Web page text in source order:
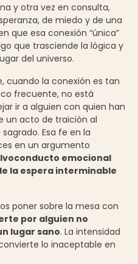
y otra vez en consulta,
de miedo y de una
que esa conexión “única”
que trasciende la lógica y
del universo.
cuando la conexión es tan
frecuente, no está
ir a alguien con quien han
un acto de traición al
Esa fe en la
en un argumento
emocional
la espera interminable
poner sobre la mesa con
por alguien no
lugar sano. La intensidad
lo inaceptable en